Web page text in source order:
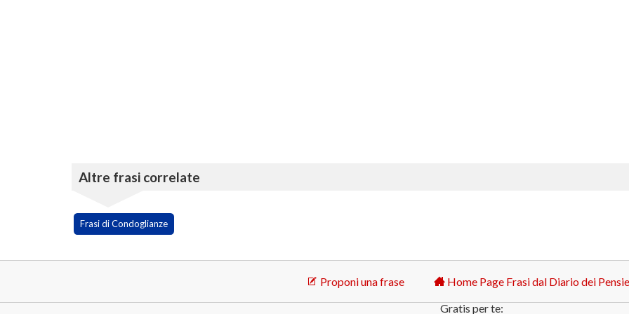
Altre frasi correlate
Frasi di Condoglianze
Proponi una frase
Home Page Frasi dal Diario dei
Gratis per te: